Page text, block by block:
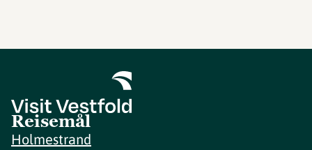
Reisemål
Holmestrand